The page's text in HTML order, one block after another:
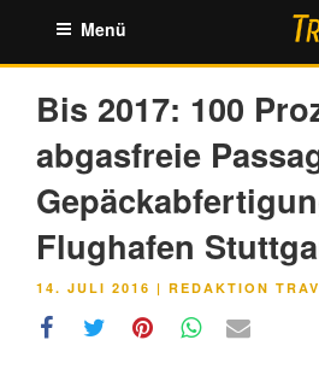
springen
Menü
Bis 2017: 100
abgasfreie
Flughafen
VERÖFFENTLICHT
14. JULI 2016 | REDAKTION